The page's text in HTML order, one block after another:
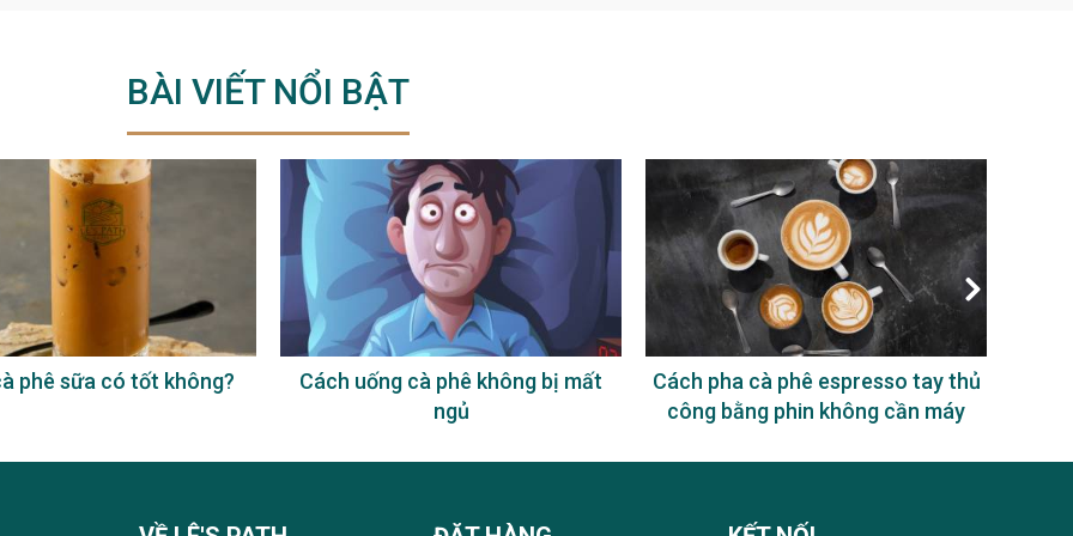
BÀI VIẾT NỔI BẬT
phê sữa có tốt không?
Cách uống cà phê không bị mất
ngủ
Cách pha cà phê espresso tay thủ
công bằng phin không cần máy